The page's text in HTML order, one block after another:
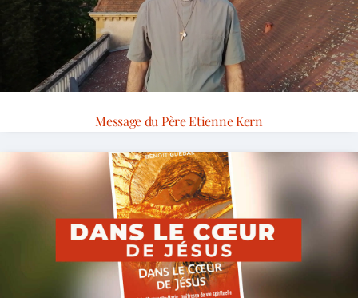
Message du Père Etienne Kern